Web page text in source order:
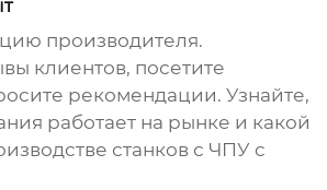
производителя.
клиентов, посетите
рекомендации. Узнайте,
работает на рынке и какой
станков с ЧПУ с